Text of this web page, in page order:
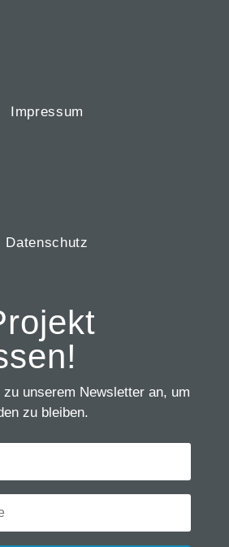
Impressum
Datenschutz
unserem Newsletter an, um
zu bleiben.